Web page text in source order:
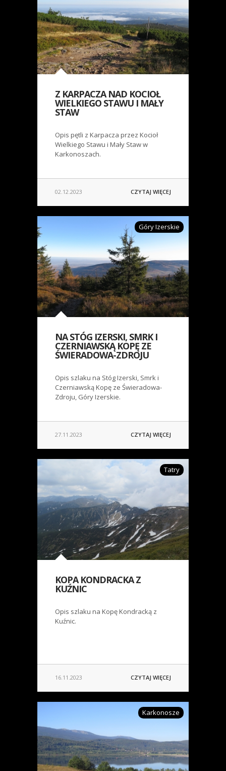
Z KARPACZA NAD KOCIOŁ
WIELKIEGO STAWU I MAŁY
STAW
Opis pętli z Karpacza przez Kocioł
Wielkiego Stawu i Mały Staw w
Karkonoszach.
02.12.2023 CZYTAJ WIĘCEJ
Góry Izerskie
NA STÓG IZERSKI, SMRK I
CZERNIAWSKĄ KOPĘ ZE
ŚWIERADOWA-ZDROJU
Opis szlaku na Stóg Izerski, Smrk i
Czerniawską Kopę ze Świeradowa-
Zdroju, Góry Izerskie.
27.11.2023 CZYTAJ WIĘCEJ
Tatry
KOPA KONDRACKA Z
KUŹNIC
Opis szlaku na Kopę Kondracką z
Kuźnic.
16.11.2023 CZYTAJ WIĘCEJ
Karkonosze